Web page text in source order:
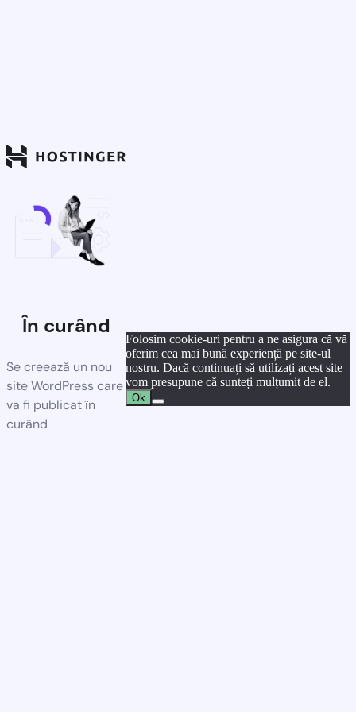
În curând
Se creează un nou
site WordPress care
va fi publicat în
curând
Folosim cookie-uri pentru a ne asigura că vă
oferim cea mai bună experiență pe site-ul
nostru. Dacă continuați să utilizați acest site
vom presupune că sunteți mulțumit de el.
Ok